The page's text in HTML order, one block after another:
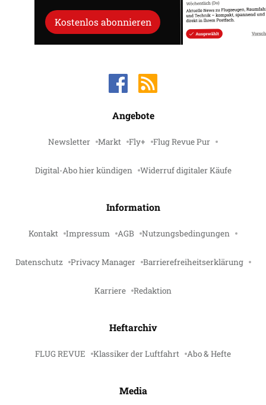
Kostenlos abonnieren
Angebote
Newsletter Markt Fly+ Flug Revue Pur
Digital-Abo hier kündigen Widerruf digitaler Käufe
Information
Kontakt Impressum AGB Nutzungsbedingungen
Datenschutz Privacy Manager Barrierefreiheitserklärung
Karriere Redaktion
Heftarchiv
FLUG REVUE Klassiker der Luftfahrt Abo & Hefte
Media